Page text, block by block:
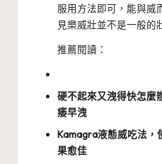
服用方法即可，能與威
見樂威壯並不是一般的
推薦閱讀：
硬不起來又洩得快怎麼
痿早洩
Kamagra液態威吃法，
果愈佳